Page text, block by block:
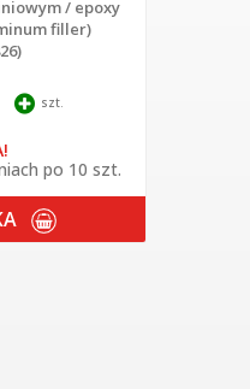
/ epoxy
filler)
szt.
po 10 szt.